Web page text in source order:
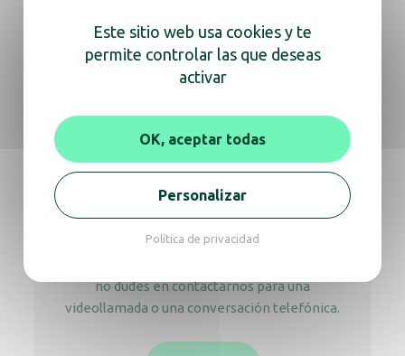
Aerosol brisa fresca
Estamos aquí
para ayudarte
Ya sea para obtener información sobre un
no dudes en contactarnos para una
videollamada o una conversación telefónica.
Este sitio web usa cookies y te
permite controlar las que deseas
activar
OK, aceptar todas
Personalizar
Política de privacidad